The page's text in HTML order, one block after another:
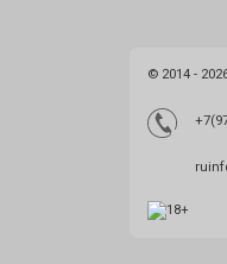
© 2014 -